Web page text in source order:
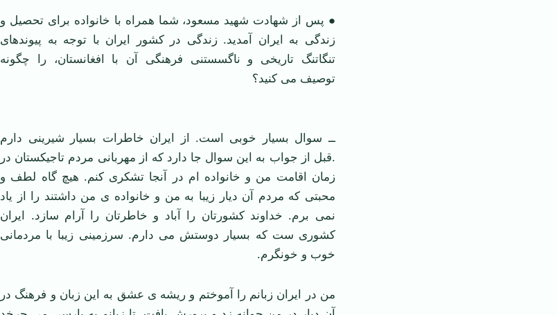
● پس از شهادت شهید مسعود، شما همراه با خانواده برای تحصیل و
زندگی به ایران آمدید. زندگی در کشور ایران با توجه به پیوندهای
تنگاتنگ تاریخی و ناگسستنی فرهنگی آن با افغانستان، را چگونه
توصیف می کنید؟
ــ سوال بسیار خوبی است. از ایران خاطرات بسیار شیرینی دارم
.قبل از جواب به این سوال جا دارد که از مهربانی مردم تاجیکستان در
زمان اقامت من و خانواده ام در آنجا تشکری کنم. هیچ گاه لطف و
محبتی که مردم آن دیار زیبا به من و خانواده ی من داشتند را از یاد
نمی برم. خداوند کشورتان را آباد و خاطرتان را آرام سازد. ایران
کشوری ست که بسیار دوستش می دارم. سرزمینی زیبا با مردمانی
خوب و خونگرم.
من در ایران زبانم را آموختم و ریشه ی عشق به این زبان و فرهنگ در